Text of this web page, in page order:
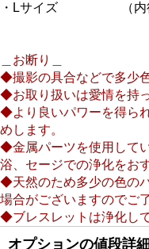
・Lサイズ （内径
＿お断り＿
◆撮影の具合などで多少
◆お取り扱いは愛情を持
◆より良いパワーを得ら
めします。
◆金属パーツを使用して
浴、セージでの浄化をお
◆天然のため多少の色の
場合がございますのでご
◆ブレスレットは浄化し
オプションの値段詳細